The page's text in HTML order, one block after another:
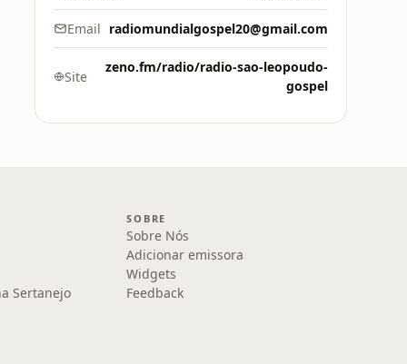
Email radiomundialgospel20@gmail.com
Site
zeno.fm/radio/radio-sao-leopoudo-
gospel
Sertanejo
SOBRE
Sobre Nós
Adicionar emissora
Widgets
Feedback